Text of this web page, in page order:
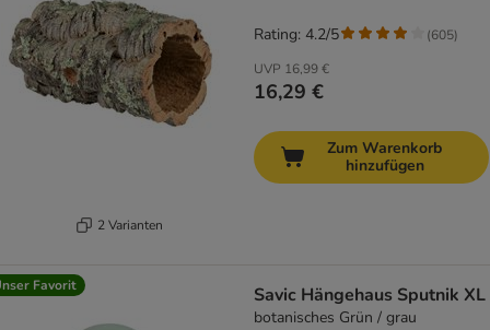
2 Varianten
UVP 16,99 €
16,29 €
Rating: 4.2/5 (605)
Zum Warenkorb
hinzufügen
Favorit Savic Hängehaus Sputnik XL
botanisches Grün / grau